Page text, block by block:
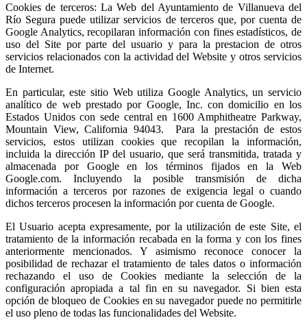
Cookies de terceros: La Web del Ayuntamiento de Villanueva del
Río Segura puede utilizar servicios de terceros que, por cuenta de
Google Analytics, recopilaran información con fines estadísticos, de
uso del Site por parte del usuario y para la prestacion de otros
servicios relacionados con la actividad del Website y otros servicios
de Internet.
En particular, este sitio Web utiliza Google Analytics, un servicio
analítico de web prestado por Google, Inc. con domicilio en los
Estados Unidos con sede central en 1600 Amphitheatre Parkway,
Mountain View, California 94043. Para la prestación de estos
servicios, estos utilizan cookies que recopilan la información,
incluida la dirección IP del usuario, que será transmitida, tratada y
almacenada por Google en los términos fijados en la Web
Google.com. Incluyendo la posible transmisión de dicha
información a terceros por razones de exigencia legal o cuando
dichos terceros procesen la información por cuenta de Google.
El Usuario acepta expresamente, por la utilización de este Site, el
tratamiento de la información recabada en la forma y con los fines
anteriormente mencionados. Y asimismo reconoce conocer la
posibilidad de rechazar el tratamiento de tales datos o información
rechazando el uso de Cookies mediante la selección de la
configuración apropiada a tal fin en su navegador. Si bien esta
opción de bloqueo de Cookies en su navegador puede no permitirle
el uso pleno de todas las funcionalidades del Website.